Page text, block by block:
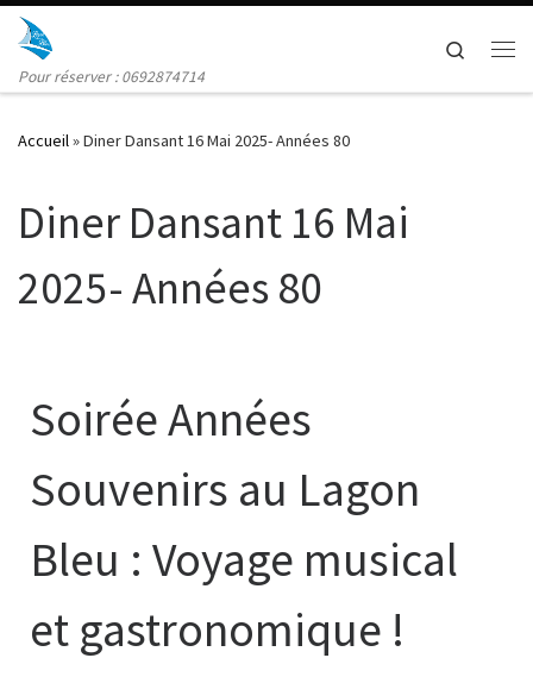
Skip to content
Pour réserver : 0692874714
Search
Accueil»Diner Dansant 16 Mai 2025- Années 80
Diner Dansant 16 Mai
2025- Années 80
Soirée Années
Souvenirs au Lagon
Bleu : Voyage musical
et gastronomique !